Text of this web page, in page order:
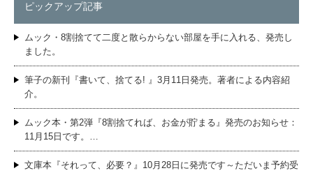
ピックアップ記事
ムック・8割捨てて二度と散らからない部屋を手に入れる、発売し
ました。
筆子の新刊『書いて、捨てる! 』3月11日発売。著者による内容紹
介。
ムック本・第2弾『8割捨てれば、お金が貯まる』発売のお知らせ：
11月15日です。…
文庫本『それって、必要？』10月28日に発売です～ただいま予約受